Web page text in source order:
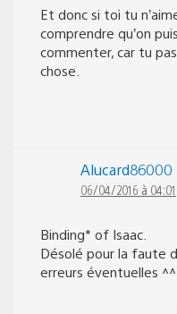
Et donc si toi tu
comprendre qu’on
commenter, car tu
chose.
Alucard86000
06/04/2016 à 04:01
Binding* of Isaac.
Désolé pour la faute
erreurs éventuelles